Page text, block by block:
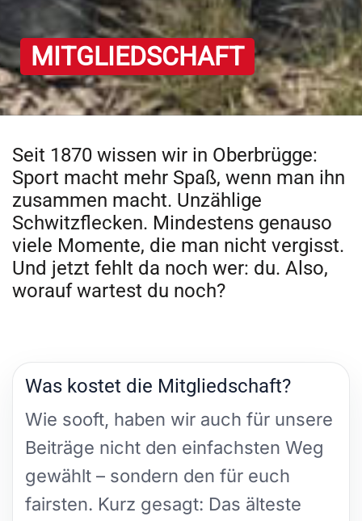
MITGLIEDSCHAFT
Seit 1870 wissen wir in Oberbrügge:
Sport macht mehr Spaß, wenn man ihn
zusammen macht. Unzählige
Schwitzflecken. Mindestens genauso
viele Momente, die man nicht vergisst.
Und jetzt fehlt da noch wer: du. Also,
worauf wartest du noch?
Was kostet die Mitgliedschaft?
Wie sooft, haben wir auch für unsere
Beiträge nicht den einfachsten Weg
gewählt – sondern den für euch
fairsten. Kurz gesagt: Das älteste